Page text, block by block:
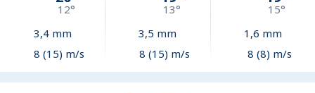
12°
3,4mm
8 (15) m/s
13°
3,5 mm
8 (15) m/s
15°
1,6 mm
8 (8) m/s